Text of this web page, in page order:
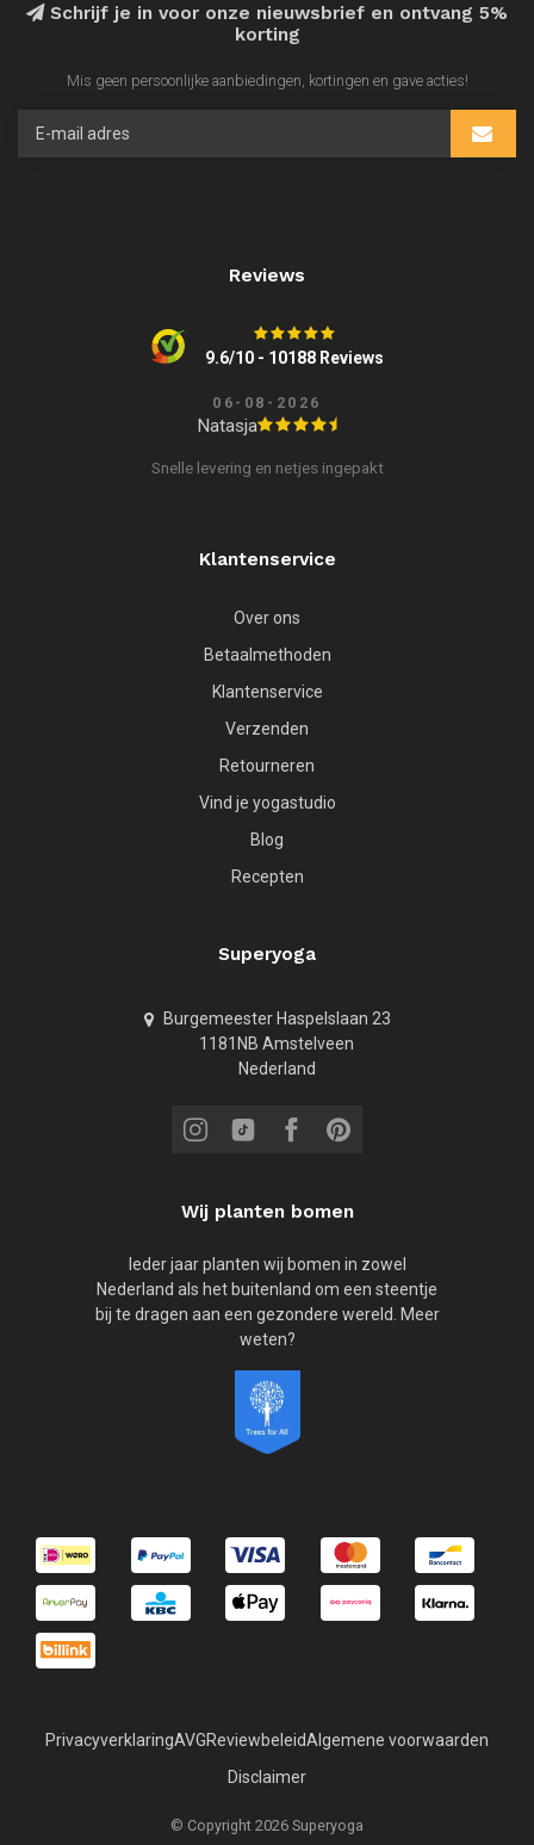
Schrijf je in voor onze nieuwsbrief en ontvang 5%
korting
Mis geen persoonlijke aanbiedingen, kortingen en gave acties!
Reviews
9.6/10 - 10188 Reviews
06-08-2026
Natasja
Snelle levering en netjes ingepakt
Klantenservice
Over ons
Betaalmethoden
Klantenservice
Verzenden
Retourneren
Vind je yogastudio
Blog
Recepten
Superyoga
Burgemeester Haspelslaan 23
1181NB Amstelveen
Nederland
Wij planten bomen
Ieder jaar planten wij bomen in zowel
Nederland als het buitenland om een steentje
bij te dragen aan een gezondere wereld. Meer
weten?
PrivacyverklaringAVGReviewbeleidAlgemene voorwaarden
Disclaimer
© Copyright 2026 Superyoga